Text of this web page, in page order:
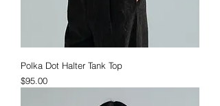
Polka Dot Halter Tank Top
価格
$95.00